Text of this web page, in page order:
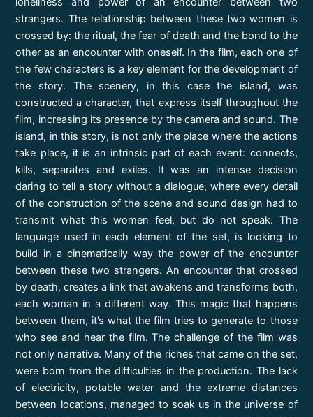
strangers. The relationship between these two women is
crossed by: the ritual, the fear of death and the bond to the
other as an encounter with oneself. In the film, each one of
the few characters is a key element for the development of
the story. The scenery, in this case the island, was
constructed a character, that express itself throughout the
film, increasing its presence by the camera and sound. The
island, in this story, is not only the place where the actions
take place, it is an intrinsic part of each event: connects,
kills, separates and exiles. It was an intense decision
daring to tell a story without a dialogue, where every detail
of the construction of the scene and sound design had to
transmit what this women feel, but do not speak. The
language used in each element of the set, is looking to
build in a cinematically way the power of the encounter
between these two strangers. An encounter that crossed
by death, creates a link that awakens and transforms both,
each woman in a different way. This magic that happens
between them, it’s what the film tries to generate to those
who see and hear the film. The challenge of the film was
not only narrative. Many of the riches that came on the set,
were born from the difficulties in the production. The lack
of electricity, potable water and the extreme distances
between locations, managed to soak us in the universe of